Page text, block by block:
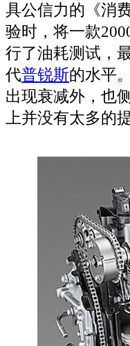
具公信力的《消
验时，将一款
行了油耗测试，
代普锐斯的水平
出现衰减外，也
上并没有太多的